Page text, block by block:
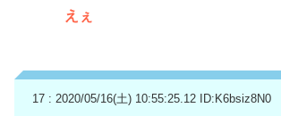
えぇ
17 : 2020/05/16(土) 10:55:25.12 ID:K6bsiz8N0